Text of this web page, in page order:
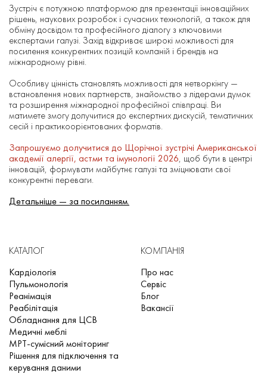
Зустріч є потужною платформою для презентації інноваційних
рішень, наукових розробок і сучасних технологій, а також для
обміну досвідом та професійного діалогу з ключовими
експертами галузі. Захід відкриває широкі можливості для
посилення конкурентних позицій компаній і брендів на
міжнародному рівні.
Особливу цінність становлять можливості для нетворкінгу —
встановлення нових партнерств, знайомство з лідерами думок
та розширення міжнародної професійної співпраці. Ви
матимете змогу долучитися до експертних дискусій, тематичних
сесій і практикоорієнтованих форматів.
Запрошуємо долучитися до Щорічної зустрічі Американської
академії алергії, астми та імунології 2026, щоб бути в центрі
інновацій, формувати майбутнє галузі та зміцнювати свої
конкурентні переваги.
Детальніше — за посиланням.
КАТАЛОГ
Кардіологія
Пульмонологія
Реанімація
Реабілітація
Обладнання для ЦСВ
Медичні меблі
МРТ-сумісний моніторинг
Рішення для підключення та
керування даними
КОМПАНІЯ
Про нас
Сервіс
Блог
Вакансії